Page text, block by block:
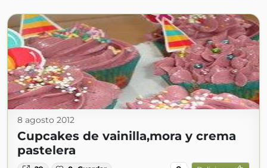
8 agosto 2012
Cupcakes de vainilla,mora y crema
pastelera